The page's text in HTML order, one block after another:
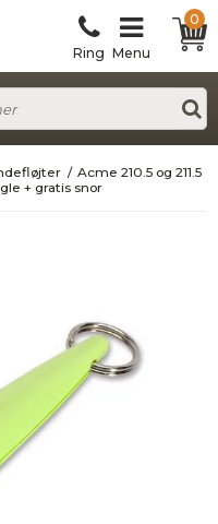
Ring Menu
0
/ Acme 210.5 og 211.5
+ gratis snor